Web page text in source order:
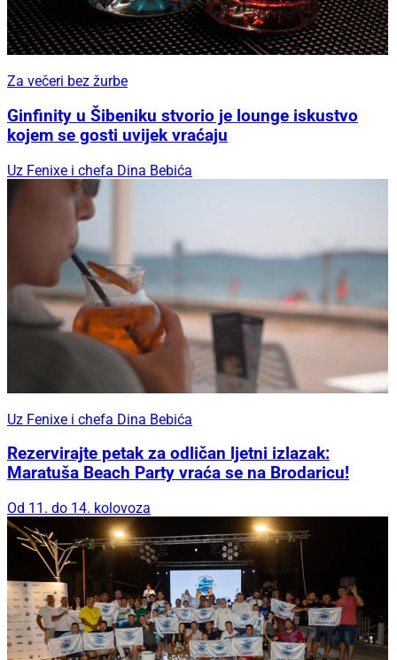
Za večeri bez žurbe
Ginfinity u Šibeniku stvorio je lounge iskustvo
kojem se gosti uvijek vraćaju
Uz Fenixe i chefa Dina Bebića
Uz Fenixe i chefa Dina Bebića
Rezervirajte petak za odličan ljetni izlazak:
Maratuša Beach Party vraća se na Brodaricu!
Od 11. do 14. kolovoza